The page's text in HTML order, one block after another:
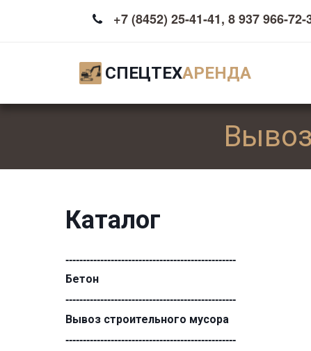
+7 (8452) 25-41-41, 8 937 966-72-
СПЕЦТЕХАРЕНДА
Каталог
-------------------------------------------------
Бетон
-------------------------------------------------
Вывоз строительного мусора
-------------------------------------------------